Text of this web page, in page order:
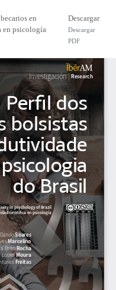
en
psicología
Descargar
Descargar
PDF